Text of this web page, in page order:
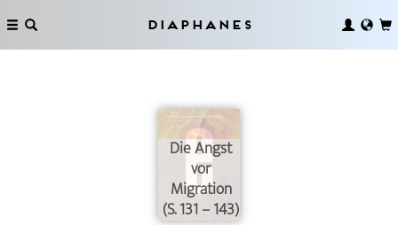
Diaphanes
Die Angst
vor
Migration
(S. 131 – 143)